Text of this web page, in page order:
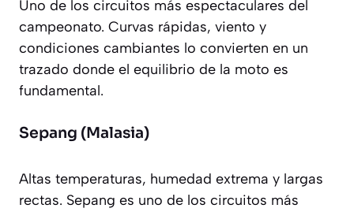
Uno de los circuitos más espectaculares del
campeonato. Curvas rápidas, viento y
condiciones cambiantes lo convierten en un
trazado donde el equilibrio de la moto es
fundamental.
Sepang (Malasia)
Altas temperaturas, humedad extrema y largas
rectas. Sepang es uno de los circuitos más